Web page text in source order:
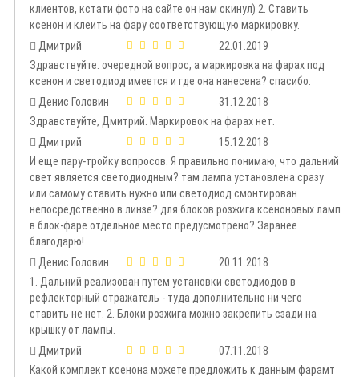
клиентов, кстати фото на сайте он нам скинул) 2. Ставить
ксенон и клеить на фару соответствующую маркировку.
Дмитрий
22.01.2019
Здравствуйте. очередной вопрос, а маркировка на фарах под
ксенон и светодиод имеется и где она нанесена? спасибо.
Денис Головин
31.12.2018
Здравствуйте, Дмитрий. Маркировок на фарах нет.
Дмитрий
15.12.2018
И еще пару-тройку вопросов. Я правильно понимаю, что дальний
свет является светодиодным? там лампа установлена сразу
или самому ставить нужно или светодиод смонтирован
непосредственно в линзе? для блоков розжига ксеноновых ламп
в блок-фаре отдельное место предусмотрено? Заранее
благодарю!
Денис Головин
20.11.2018
1. Дальний реализован путем установки светодиодов в
рефлекторный отражатель - туда дополнительно ни чего
ставить не нет. 2. Блоки розжига можно закрепить сзади на
крышку от лампы.
Дмитрий
07.11.2018
Какой комплект ксенона можете предложить к данным фарамт